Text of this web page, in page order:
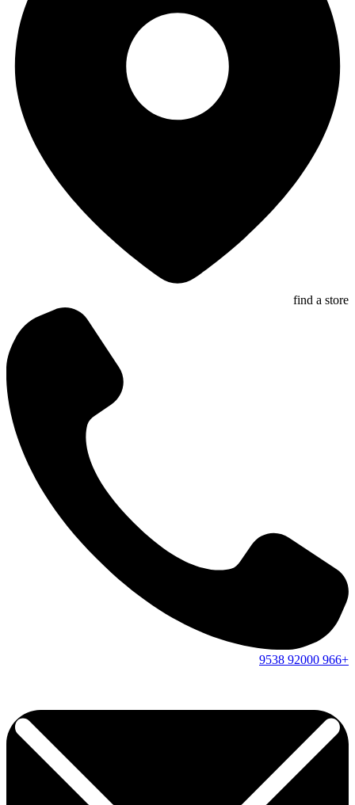
find a store
+966
92000
9538